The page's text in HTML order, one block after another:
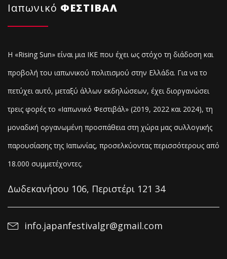
Ιαπωνικό ΦΕΣΤΙΒΑΛ
Η «Rising Sun» είναι μια ΙΚΕ που έχει ως στόχο τη διάδοση και
προβολή του ιαπωνικού πολιτισμού στην Ελλάδα. Για να το
πετύχει αυτό, μεταξύ άλλων εκδηλώσεων, έχει διοργανώσει
τρεις φορές το «Ιαπωνικό Φεστιβάλ» (2019, 2022 και 2024), τη
μοναδική οργανωμένη προσπάθεια στη χώρα μας συλλογικής
παρουσίασης της Ιαπωνίας, προσελκύοντας περισσότερους από
18.000 συμμετέχοντες.
Δωδεκανήσου 106, Περιστέρι 121 34
info.japanfestivalgr@gmail.com